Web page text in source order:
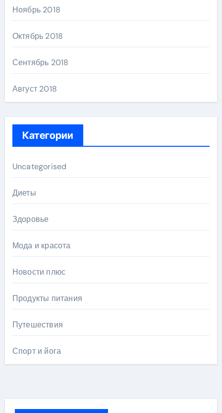
Ноябрь 2018
Октябрь 2018
Сентябрь 2018
Август 2018
Категории
Uncategorised
Диеты
Здоровье
Мода и красота
Новости плюс
Продукты питания
Путешествия
Спорт и йога